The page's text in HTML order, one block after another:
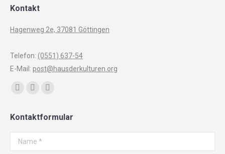
Kontakt
Hagenweg 2e, 37081 Göttingen
Telefon: (0551) 637-54
E-Mail: post@hausderkulturen.org
Finden Sie uns auf:
opens
in
new
opens
in
new
opens
in
Kontaktformular
Name *